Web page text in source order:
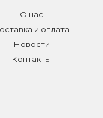
О нас
и оплата
Новости
Контакты